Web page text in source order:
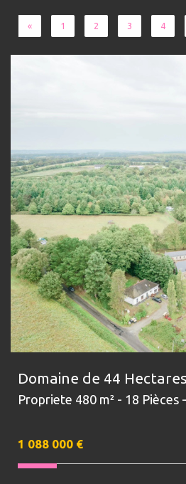
« 1 2 3 4
Domaine de 44 Hectares
Propriete 480 m² - 18 Pièces
1 088 000 €